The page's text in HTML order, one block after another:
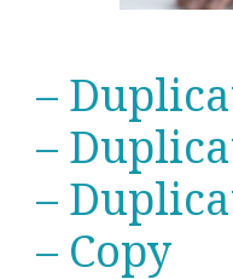
–
–
–
– Copy